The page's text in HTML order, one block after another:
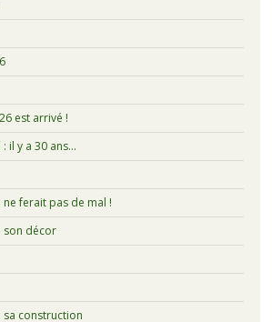
est arrivé !
il y a 30 ans…
ferait pas de mal !
son décor
sa construction